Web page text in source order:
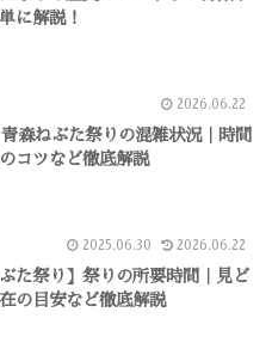
に解説！
2026.06.22
青森ねぶた祭りの混雑状況｜時間
コツなど徹底解説
2025.06.30 2026.06.22
ぶた祭り】祭りの所要時間｜見ど
の目安など徹底解説